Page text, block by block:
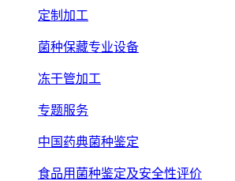
定制加工
菌种保藏专业设备
冻干管加工
专题服务
中国药典菌种鉴定
食品用菌种鉴定及安全性评价